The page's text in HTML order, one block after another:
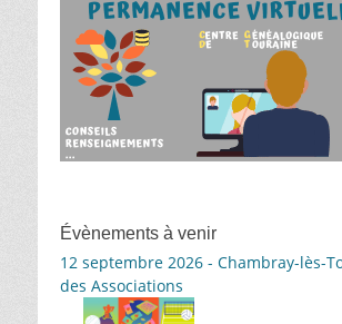
Évènements à venir
12 septembre 2026 - Chambray-lès-
des Associations